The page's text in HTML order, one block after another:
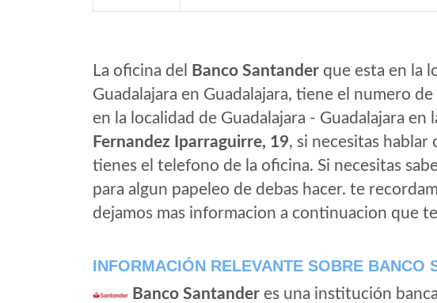
La oficina del Banco Santander que esta en la
Guadalajara en Guadalajara, tiene el numero
en la localidad de Guadalajara - Guadalajara en
Fernandez Iparraguirre, 19, si necesitas hablar
tienes el telefono de la oficina. Si necesitas
para algun papeleo de debas hacer. te
dejamos mas informacion a continuacion que
INFORMACIÓN RELEVANTE SOBRE BANCO
Banco Santander es una institución